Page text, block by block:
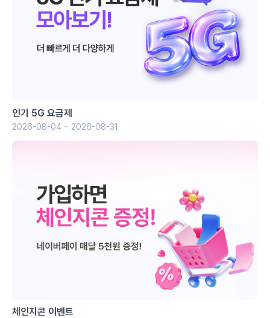
인기 5G 요금제
2026-08-04 ~ 2026-08-31
체인지콘 이벤트